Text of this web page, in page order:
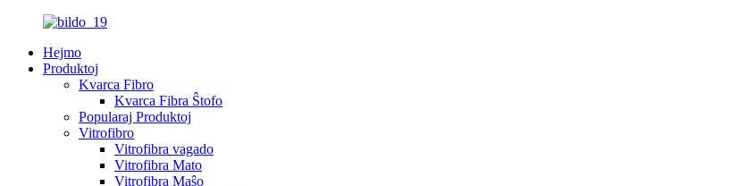
Hejmo
Produktoj
Kvarca Fibro
Kvarca Fibra Ŝtofo
Popularaj Produktoj
Vitrofibro
Vitrofibra vagado
Vitrofibra Mato
Vitrofibra Maŝo